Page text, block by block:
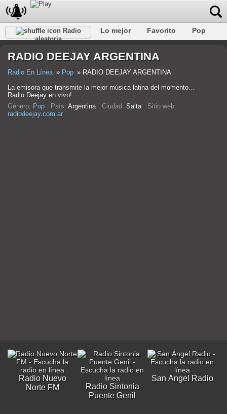
Radio
aleatoria
Lo mejor Favorito
Pop
Rap
Trans Falk Jazz Bebé
RADIO DEEJAY ARGENTINA
Radio En Línea Pop
RADIO DEEJAY ARGENTINA
La emisora que transmite la mejor música latina del momento…
Radio Deejay en vivo!
Género: Pop País: Argentina Ciudad: Salta Sitio web:
radiodeejay.com.ar
Radio Nuevo
Norte FM
Radio Sintonia
Puente Genil
San Ángel Radio